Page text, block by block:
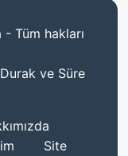
Tüm hakları
ve Süre
Site